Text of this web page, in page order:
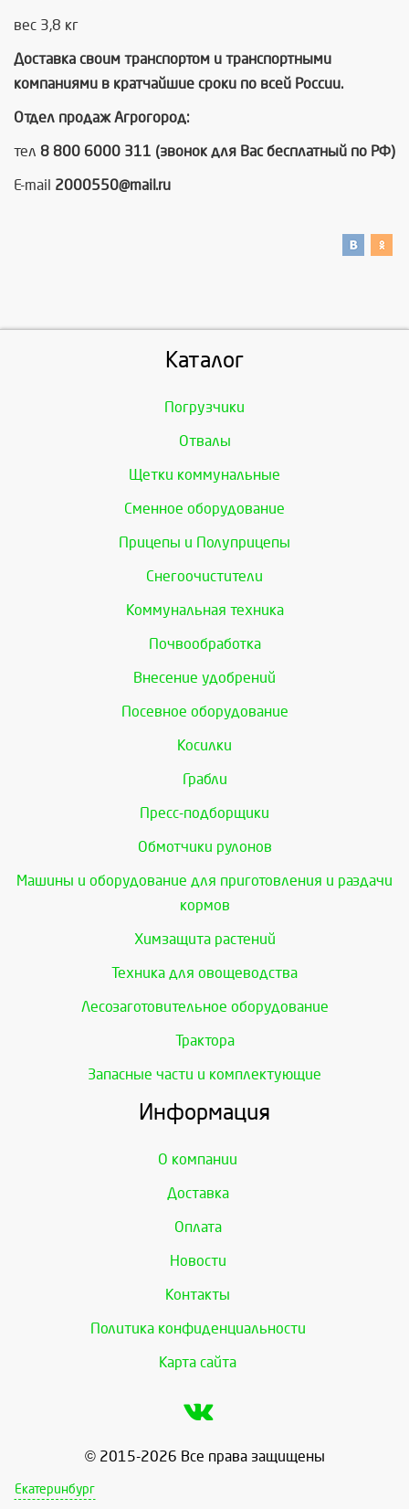
вес 3,8 кг
Доставка своим транспортом и транспортными
компаниями в кратчайшие сроки по всей России.
Отдел продаж Агрогород:
тел 8 800 6000 311 (звонок для Вас бесплатный по РФ)
E-mail 2000550@mail.ru
Каталог
Погрузчики
Отвалы
Щетки коммунальные
Сменное оборудование
Прицепы и Полуприцепы
Снегоочистители
Коммунальная техника
Почвообработка
Внесение удобрений
Посевное оборудование
Косилки
Грабли
Пресс-подборщики
Обмотчики рулонов
Машины и оборудование для приготовления и раздачи
кормов
Химзащита растений
Техника для овощеводства
Лесозаготовительное оборудование
Трактора
Запасные части и комплектующие
Информация
О компании
Доставка
Оплата
Новости
Контакты
Политика конфиденциальности
Карта сайта
© 2015-2026 Все права защищены
Екатеринбург